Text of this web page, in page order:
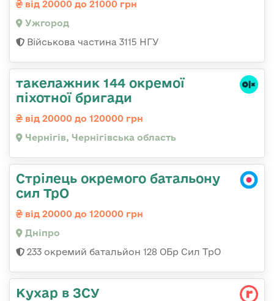
від 20000 до 21000 грн
Ужгород
Військова частина 3115 НГУ
такелажник 144 окремої
піхотної бригади
від 20000 до 120000 грн
Чернігів, Чернігівська область
Стрілець окремого батальону
сил ТрО
від 20000 до 120000 грн
Дніпро
233 окремий батальйон 128 ОБр Сил ТрО
Кухар в ЗСУ